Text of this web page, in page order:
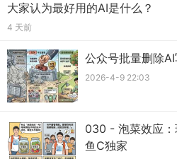
大家认为最好用的AI是什么？
4 天前
公众号批量删除
2026-4-9 22:03
030 - 泡菜效应：
鱼C独家